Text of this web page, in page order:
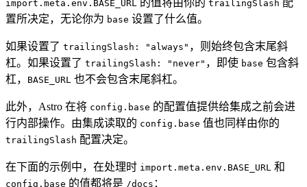
import.meta.env.BASE_URL trailingSlash
置所决定，无论你为 base 设置了什么值。
如果设置了 trailingSlash: "always" ，则始终包含末尾斜
杠。如果设置了 trailingSlash: "never" ，即使 base 包含斜
杠，
BASE_URL 也不会包含末尾斜杠。
此外，Astro 在将 config.base 的配置值提供给集成之前会进
行内部操作。由集成读取的 config.base 值也同样由你的
trailingSlash 配置决定。
在下面的示例中，在处理时 import.meta.env.BASE_URL 和
config.base 的值都将是 /docs ：